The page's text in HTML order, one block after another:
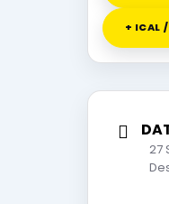
+ ICAL
27